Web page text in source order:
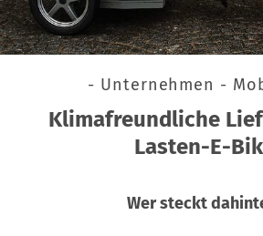
- Unternehmen -
Klimafreundliche
Lasten-E-
Wer steckt